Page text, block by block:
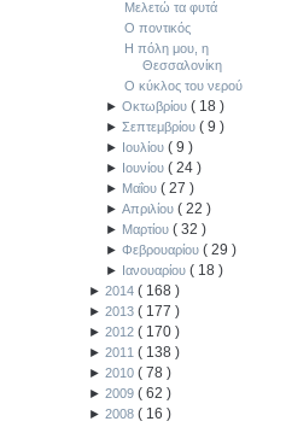
Μελετώ τα φυτά
Ο ποντικός
Η πόλη μου, η
Θεσσαλονίκη
Ο κύκλος του νερού
►Οκτωβρίου( 18)
►Σεπτεμβρίου(9)
► Ιουλίου(9)
► Ιουνίου(24)
► Μαΐου(27)
►Απριλίου(22)
► Μαρτίου(32)
►Φεβρουαρίου(29)
► Ιανουαρίου( 18)
► 2014 ( 168 )
► 2013 ( 177 )
► 2012 ( 170 )
► 2011 ( 138 )
► 2010 ( 78 )
► 2009 ( 62 )
► 2008 ( 16 )